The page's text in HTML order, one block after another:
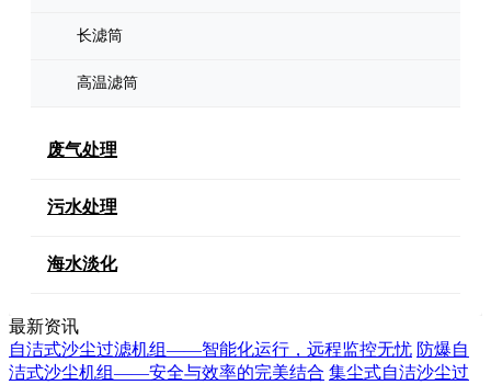
长滤筒
高温滤筒
废气处理
污水处理
海水淡化
最新资讯
自洁式沙尘过滤机组——智能化运行，远程监控无忧 防爆自
洁式沙尘机组——安全与效率的完美结合 集尘式自洁沙尘过